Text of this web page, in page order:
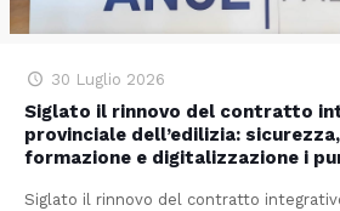
30 Luglio 2026
Siglato il rinnovo del contratto
provinciale dell’edilizia:
formazione e digitalizzazione i
Siglato il rinnovo del contratto